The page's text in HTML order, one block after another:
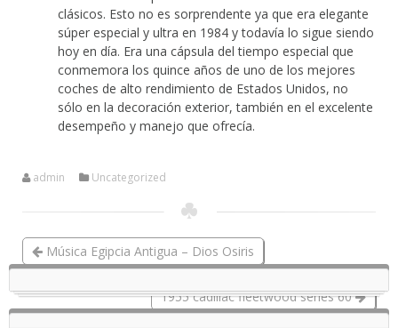
clásicos. Esto no es sorprendente ya que era elegante
súper especial y ultra en 1984 y todavía lo sigue siendo
hoy en día. Era una cápsula del tiempo especial que
conmemora los quince años de uno de los mejores
coches de alto rendimiento de Estados Unidos, no
sólo en la decoración exterior, también en el excelente
desempeño y manejo que ofrecía.
admin Uncategorized
Música Egipcia Antigua – Dios Osiris
1955 cadillac fleetwood series 60